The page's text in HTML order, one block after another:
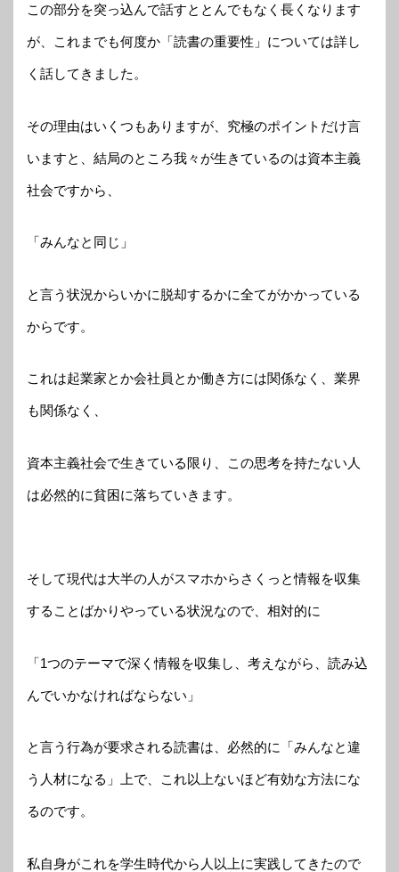
この部分を突っ込んで話すととんでもなく長くなります
が、これまでも何度か「読書の重要性」については詳し
く話してきました。
その理由はいくつもありますが、究極のポイントだけ言
いますと、結局のところ我々が生きているのは資本主義
社会ですから、
「みんなと同じ」
と言う状況からいかに脱却するかに全てがかかっている
からです。
これは起業家とか会社員とか働き方には関係なく、業界
も関係なく、
資本主義社会で生きている限り、この思考を持たない人
は必然的に貧困に落ちていきます。
そして現代は大半の人がスマホからさくっと情報を収集
することばかりやっている状況なので、相対的に
「1つのテーマで深く情報を収集し、考えながら、読み込
んでいかなければならない」
と言う行為が要求される読書は、必然的に「みんなと違
う人材になる」上で、これ以上ないほど有効な方法にな
るのです。
私自身がこれを学生時代から人以上に実践してきたので